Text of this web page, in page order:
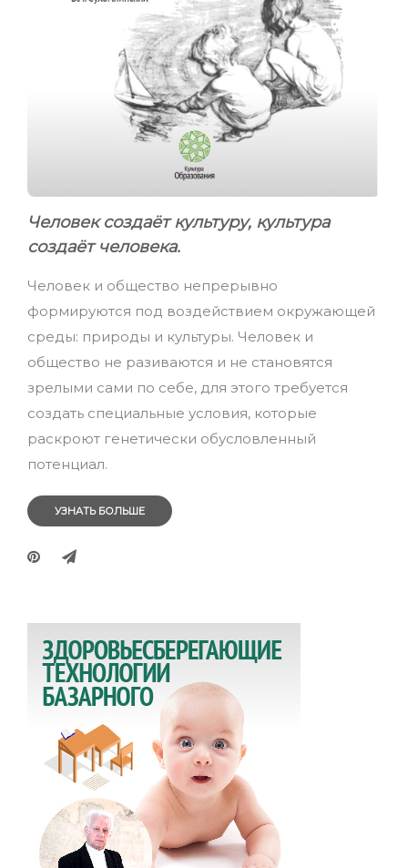
Человек создаёт культуру, культура
создаёт человека.
Человек и общество непрерывно
формируются под воздействием окружающей
среды: природы и культуры. Человек и
общество не разиваются и не становятся
зрелыми сами по себе, для этого требуется
создать специальные условия, которые
раскроют генетически обусловленный
потенциал.
УЗНАТЬ БОЛЬШЕ